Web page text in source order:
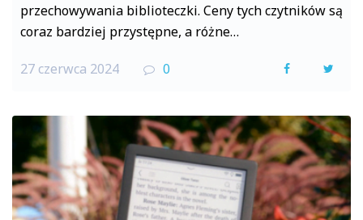
przechowywania biblioteczki. Ceny tych czytników są
coraz bardziej przystępne, a różne…
27 czerwca 2024 0
F
c
e
o
i
t
t
e